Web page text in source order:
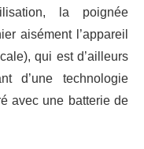
la poignée
aisément l’appareil
qui est d’ailleurs
d’une technologie
avec une batterie de